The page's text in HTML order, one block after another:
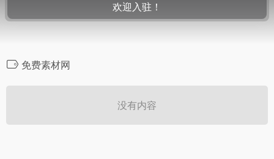
欢迎入驻！
免费素材网
没有内容